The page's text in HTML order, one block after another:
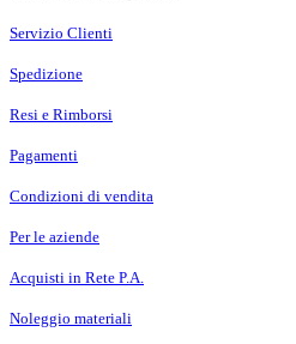
Servizio Clienti
Spedizione
Resi e Rimborsi
Pagamenti
Condizioni di vendita
Per le aziende
Acquisti in Rete P.A.
Noleggio materiali